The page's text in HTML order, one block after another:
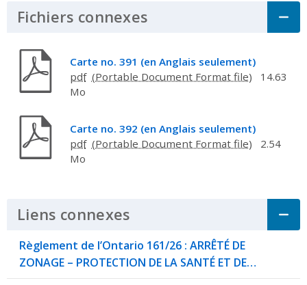
Fichiers connexes Click to Expand
Carte no. 391 (en Anglais seulement)
pdf
14.63
Mo
Carte no. 392 (en Anglais seulement)
pdf
2.54
Mo
Liens connexes Click to Expand
Règlement de l’Ontario 161/26 : ARRÊTÉ DE
ZONAGE – PROTECTION DE LA SANTÉ ET DE…